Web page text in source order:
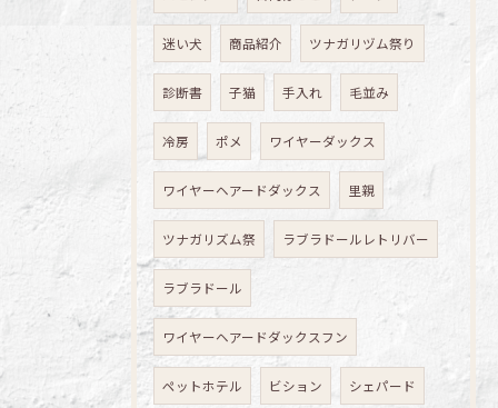
迷い犬 商品紹介 ツナガリヅム祭り
診断書 子猫 手入れ 毛並み
冷房 ポメ ワイヤーダックス
ワイヤーヘアードダックス 里親
ツナガリズム祭 ラブラドールレトリバー
ラブラドール
ワイヤーヘアードダックスフン
ペットホテル ビション シェパード